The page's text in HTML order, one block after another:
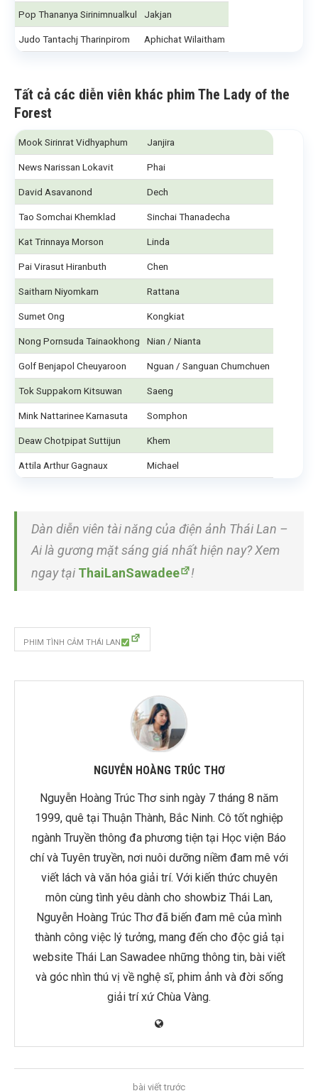
Pop Thananya Sirinimnualkul Jakjan
Judo Tantachj Tharinpirom Aphichat Wilaitham
Tất cả các diễn viên khác phim The Lady of the
Forest
Mook Sirinrat Vidhyaphum Janjira
News Narissan Lokavit Phai
David Asavanond Dech
Tao Somchai Khemklad Sinchai Thanadecha
Kat Trinnaya Morson Linda
Pai Virasut Hiranbuth Chen
Saitharn Niyomkarn Rattana
Sumet Ong Kongkiat
Nong Pornsuda Tainaokhong Nian / Nianta
Golf Benjapol Cheuyaroon Nguan / Sanguan Chumchuen
Tok Suppakorn Kitsuwan Saeng
Mink Nattarinee Karnasuta Somphon
Deaw Chotpipat Suttijun Khem
Attila Arthur Gagnaux Michael
Dàn diễn viên tài năng của điện ảnh Thái Lan –
Ai là gương mặt sáng giá nhất hiện nay? Xem
ngay tại ThaiLanSawadee !
PHIM TÌNH CẢM THÁI LAN
NGUYỄN HOÀNG TRÚC THƠ
Nguyễn Hoàng Trúc Thơ sinh ngày 7 tháng 8 năm
1999, quê tại Thuận Thành, Bắc Ninh. Cô tốt nghiệp
ngành Truyền thông đa phương tiện tại Học viện Báo
chí và Tuyên truyền, nơi nuôi dưỡng niềm đam mê với
viết lách và văn hóa giải trí. Với kiến thức chuyên
môn cùng tình yêu dành cho showbiz Thái Lan,
Nguyễn Hoàng Trúc Thơ đã biến đam mê của mình
thành công việc lý tưởng, mang đến cho độc giả tại
website Thái Lan Sawadee những thông tin, bài viết
và góc nhìn thú vị về nghệ sĩ, phim ảnh và đời sống
giải trí xứ Chùa Vàng.
bài viết trước